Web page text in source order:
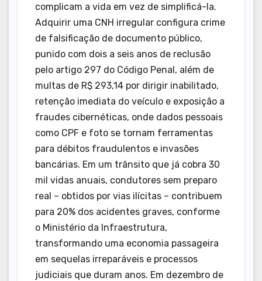
complicam a vida em vez de simplificá-la.
Adquirir uma CNH irregular configura crime
de falsificação de documento público,
punido com dois a seis anos de reclusão
pelo artigo 297 do Código Penal, além de
multas de R$ 293,14 por dirigir inabilitado,
retenção imediata do veículo e exposição a
fraudes cibernéticas, onde dados pessoais
como CPF e foto se tornam ferramentas
para débitos fraudulentos e invasões
bancárias. Em um trânsito que já cobra 30
mil vidas anuais, condutores sem preparo
real – obtidos por vias ilícitas – contribuem
para 20% dos acidentes graves, conforme
o Ministério da Infraestrutura,
transformando uma economia passageira
em sequelas irreparáveis e processos
judiciais que duram anos. Em dezembro de